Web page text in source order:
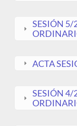
SESIÓN 5/
ACTA
SESIÓN 4/